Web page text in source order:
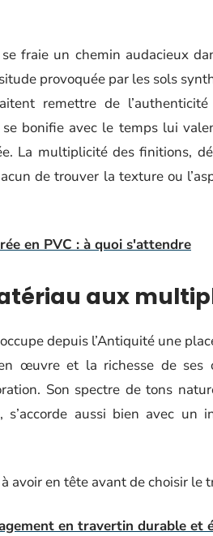
fraie un chemin audacieux
provoquée par les sols
remettre de
bonifie avec le temps lui
La multiplicité des finitions,
de trouver la texture ou
en PVC : à quoi s'attendre
aux
depuis l’Antiquité une
œuvre et la richesse de ses
Son spectre de tons
aussi bien avec un
avoir en tête avant de choisir le
en travertin durable et